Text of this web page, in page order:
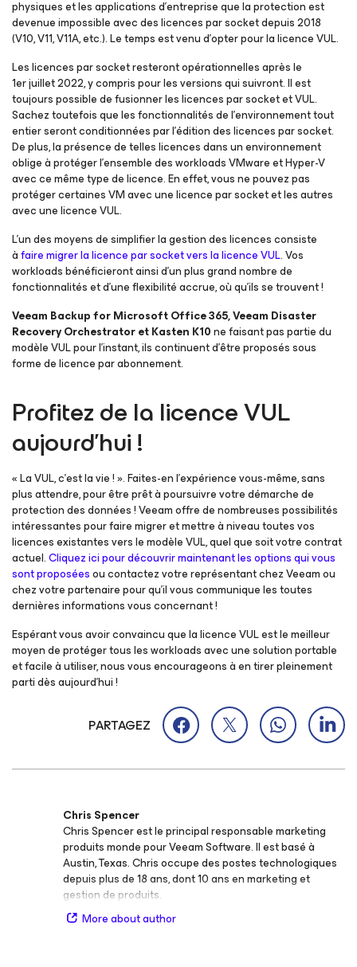
physiques et les applications d’entreprise que la protection est
devenue impossible avec des licences par socket depuis 2018
(V10, V11, V11A, etc.). Le temps est venu d’opter pour la licence VUL.
Les licences par socket resteront opérationnelles après le
1er juillet 2022, y compris pour les versions qui suivront. Il est
toujours possible de fusionner les licences par socket et VUL.
Sachez toutefois que les fonctionnalités de l’environnement tout
entier seront conditionnées par l’édition des licences par socket.
De plus, la présence de telles licences dans un environnement
oblige à protéger l’ensemble des workloads VMware et Hyper-V
avec ce même type de licence. En effet, vous ne pouvez pas
protéger certaines VM avec une licence par socket et les autres
avec une licence VUL.
L’un des moyens de simplifier la gestion des licences consiste
àfaire migrer la licence par socket vers la licence VUL. Vos
workloads bénéficieront ainsi d’un plus grand nombre de
fonctionnalités et d’une flexibilité accrue, où qu’ils se trouvent !
Veeam Backupfor Microsoft Office 365, Veeam Disaster
Recovery Orchestrator et Kasten K10ne faisant pas partie du
modèle VUL pour l’instant, ils continuent d’être proposés sous
forme de licence par abonnement.
Profitez de la licence VUL
aujourd’hui !
« La VUL, c’est la vie ! ». Faites-en l’expérience vous-même, sans
plus attendre, pour être prêt à poursuivre votre démarche de
protection des données ! Veeam offre de nombreuses possibilités
intéressantes pour faire migrer et mettre à niveau toutes vos
licences existantes vers le modèle VUL, quel que soit votre contrat
actuel.Cliquez ici pour découvrir maintenant les options qui vous
sont proposéesou contactez votre représentant chez Veeam ou
chez votre partenaire pour qu’il vous communique les toutes
dernières informations vous concernant !
Espérant vous avoir convaincu que la licence VUL est le meilleur
moyen de protéger tous les workloads avec une solution portable
et facile à utiliser, nous vous encourageons à en tirer pleinement
parti dès aujourd’hui !
PARTAGEZ
Chris Spencer
Chris Spencer est le principal responsable marketing
produits monde pour Veeam Software. Il est basé à
Austin, Texas. Chris occupe des postes technologiques
depuis plus de 18 ans, dont 10 ans en marketing et
gestion de produits.
More about author